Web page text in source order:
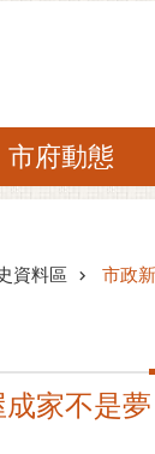
市府動態
資料區 市政
家不是